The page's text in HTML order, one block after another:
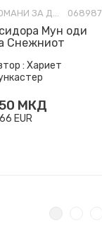
РОМАНИ ЗА ДЕЦА 068987
Мун oди
Снежниот
: Хариет
МКД
EUR